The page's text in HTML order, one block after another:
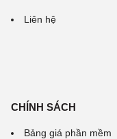
Liên hệ
CHÍNH SÁCH
Bảng giá phần mềm